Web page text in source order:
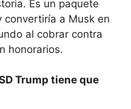
Es un paquete
convertiría a Musk en
al cobrar contra
honorarios.
Trump tiene que